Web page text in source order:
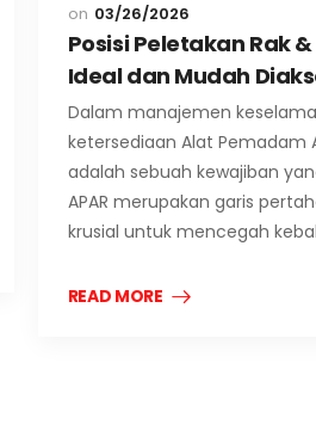
03/26/2026
Posisi Peletakan Rak
Ideal dan Mudah
Dalam manajemen
ketersediaan Alat Pemadam
adalah sebuah kewajiban
APAR merupakan garis
krusial untuk mencegah
READ MORE